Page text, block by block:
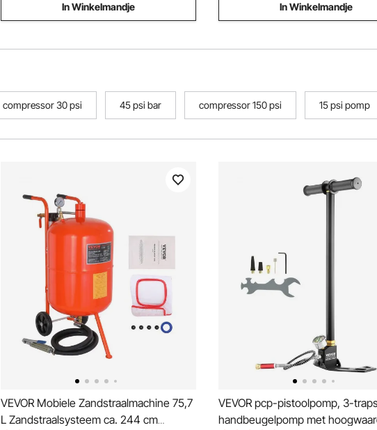
In Winkelmandje In Winkelmandje
compressor 30 psi 45 psi bar compressor 150 psi 15 psi pomp
VEVOR Mobiele Zandstraalmachine 75,7
L Zandstraalsysteem ca. 244 cm
VEVOR pcp-pistoolpomp, 3-
handbeugelpomp met